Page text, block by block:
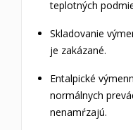
teplotných
Skladovanie
je zakázané.
Entalpické
normálnych
nenamŕzajú.